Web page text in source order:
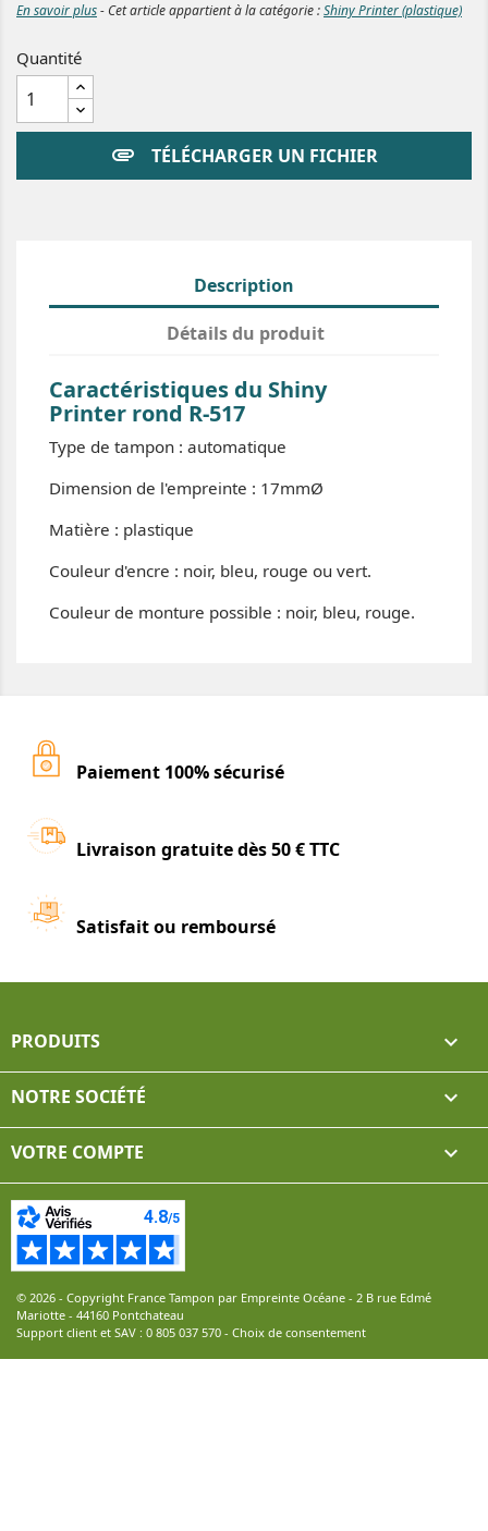
En savoir plus- Cet article appartient à la catégorie :Shiny Printer (plastique)
Quantité
attachment TÉLÉCHARGER UN FICHIER
Description
Détails du produit
Caractéristiques du Shiny
Printer rond R-517
Type de tampon : automatique
Dimension de l'empreinte : 17mmØ
Matière : plastique
Couleur d'encre : noir, bleu, rouge ou vert.
Couleur de monture possible : noir, bleu, rouge.
Paiement 100% sécurisé
Livraison gratuite dès 50 € TTC
Satisfait ou remboursé
PRODUITS 
NOTRE SOCIÉTÉ 
VOTRE COMPTE 
© 2026 - Copyright France Tampon par Empreinte Océane - 2 B rue Edmé
Mariotte - 44160 Pontchateau
Support client et SAV : 0 805 037 570 - Choix de consentement